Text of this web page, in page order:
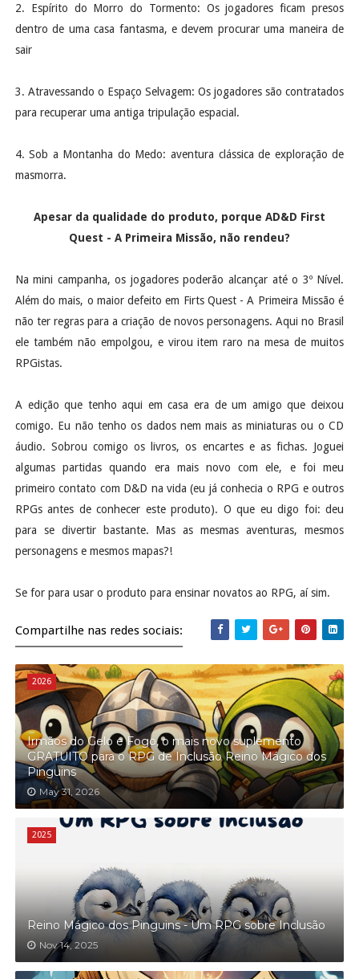
2. Espírito do Morro do Tormento: Os jogadores ficam presos
dentro de uma casa fantasma, e devem procurar uma maneira de
sair
3. Atravessando o Espaço Selvagem: Os jogadores são contratados
para recuperar uma antiga tripulação espacial.
4. Sob a Montanha do Medo: aventura clássica de exploração de
masmorra.
Apesar da qualidade do produto, porque AD&D First
Quest - A Primeira Missão, não rendeu?
Na mini campanha, os jogadores poderão alcançar até o 3º Nível.
Além do mais, o maior defeito em Firts Quest - A Primeira Missão é
não ter regras para a criação de novos personagens. Aqui no Brasil
ele também não empolgou, e virou item raro na mesa de muitos
RPGistas.
A edição que tenho aqui em casa era de um amigo que deixou
comigo. Eu não tenho os dados nem mais as miniaturas ou o CD
áudio. Sobrou comigo os livros, os encartes e as fichas. Joguei
algumas partidas quando era mais novo com ele, e foi meu
primeiro contato com D&D na vida (eu já conhecia o RPG e outros
RPGs antes de conhecer este produto). O que eu digo foi: deu
para se divertir bastante. Mas as mesmas aventuras, mesmos
personagens e mesmos mapas?!
Se for para usar o produto para ensinar novatos ao RPG, aí sim.
Compartilhe nas redes sociais:
2026
Irmãos do Gelo e Fogo, o mais novo suplemento
GRATUITO para o RPG de Inclusão Reino Mágico dos
Pinguins
May 31, 2026
2025
Reino Mágico dos Pinguins - Um RPG sobre Inclusão
Nov 14, 2025